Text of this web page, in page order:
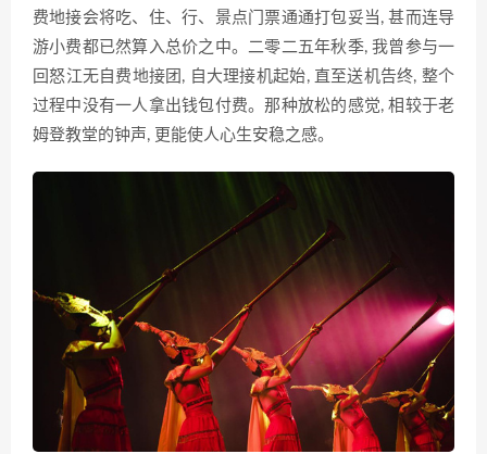
费地接会将吃、住、行、景点门票通通打包妥当, 甚而连导
游小费都已然算入总价之中。二零二五年秋季, 我曾参与一
回怒江无自费地接团, 自大理接机起始, 直至送机告终, 整个
过程中没有一人拿出钱包付费。那种放松的感觉, 相较于老
姆登教堂的钟声, 更能使人心生安稳之感。